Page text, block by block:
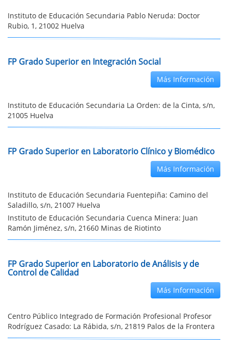
Instituto de Educación Secundaria Pablo Neruda: Doctor
Rubio, 1, 21002 Huelva
FP Grado Superior en Integración Social
Más Información
Instituto de Educación Secundaria La Orden: de la Cinta, s/n,
21005 Huelva
FP Grado Superior en Laboratorio Clínico y Biomédico
Más Información
Instituto de Educación Secundaria Fuentepiña: Camino del
Saladillo, s/n, 21007 Huelva
Instituto de Educación Secundaria Cuenca Minera: Juan
Ramón Jiménez, s/n, 21660 Minas de Riotinto
FP Grado Superior en Laboratorio de Análisis y de
Control de Calidad
Más Información
Centro Público Integrado de Formación Profesional Profesor
Rodríguez Casado: La Rábida, s/n, 21819 Palos de la Frontera